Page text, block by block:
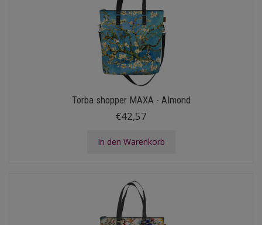
Torba shopper MAXA - Almond
€42,57
In den Warenkorb